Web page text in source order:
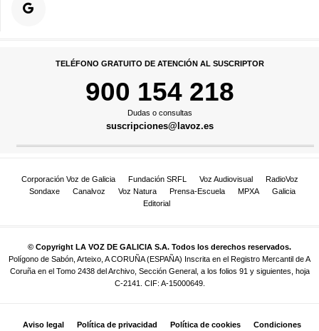
TELÉFONO GRATUITO DE ATENCIÓN AL SUSCRIPTOR
900 154 218
Dudas o consultas
suscripciones@lavoz.es
Corporación Voz de Galicia Fundación SRFL Voz Audiovisual
RadioVoz
Sondaxe
Canalvoz Voz Natura Prensa-Escuela MPXA
Galicia
Editorial
© Copyright LA VOZ DE GALICIA S.A. Todos los derechos reservados.
Polígono de Sabón, Arteixo, A CORUÑA (ESPAÑA) Inscrita en el Registro Mercantil de A
Coruña en el Tomo 2438 del Archivo, Sección General, a los folios 91 y siguientes, hoja
C-2141. CIF: A-15000649.
Aviso legal Política de privacidad Política de cookies Condiciones